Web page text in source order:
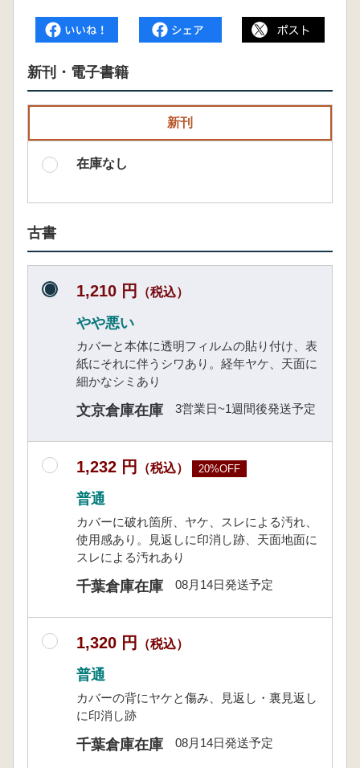
新刊・電子書籍
新刊
在庫なし
古書
1,210 円 （税込）
やや悪い
カバーと本体に透明フィルムの貼り付け、表
紙にそれに伴うシワあり。経年ヤケ、天面に
細かなシミあり
文京倉庫在庫 3営業日~1週間後発送予定
1,232 円 （税込） 20%OFF
普通
カバーに破れ箇所、ヤケ、スレによる汚れ、
使用感あり。見返しに印消し跡、天面地面に
スレによる汚れあり
千葉倉庫在庫 08月14日発送予定
1,320 円 （税込）
普通
カバーの背にヤケと傷み、見返し・裏見返し
に印消し跡
千葉倉庫在庫 08月14日発送予定